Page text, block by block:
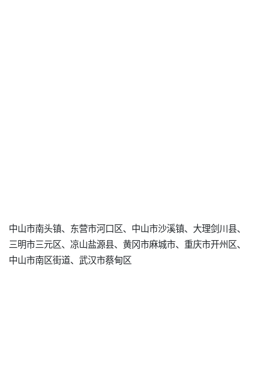
中山市南头镇、东营市河口区、中山市沙溪镇、大理剑川县、
三明市三元区、凉山盐源县、黄冈市麻城市、重庆市开州区、
中山市南区街道、武汉市蔡甸区